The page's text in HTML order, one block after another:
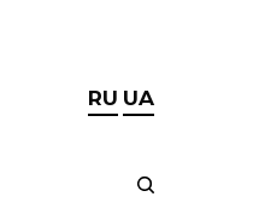
RU UA